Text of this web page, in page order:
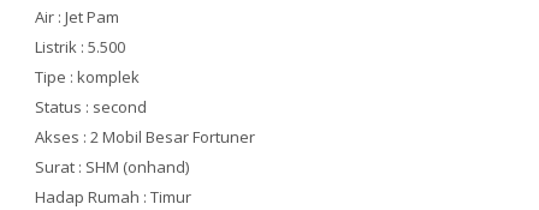
Air : Jet Pam
Listrik : 5.500
Tipe : komplek
Status : second
Akses : 2 Mobil Besar Fortuner
Surat : SHM (onhand)
Hadap Rumah : Timur